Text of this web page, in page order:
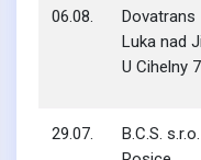
06.08.
Dovatrans
Luka nad
U Cihelny
29.07.
B.C.S. s.r.o.